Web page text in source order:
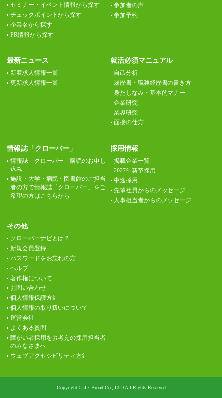
セミナー・イベント情報から探す
チェックポイントから探す
企業名から探す
PR情報から探す
参加者の声
参加予約
最新ニュース
新着求人情報一覧
更新求人情報一覧
就活必須マニュアル
自己分析
履歴書・職務経歴書の書き方
身だしなみ・基本的マナー
企業研究
業界研究
面接の仕方
情報誌「クローバー」
情報誌「クローバー」購読のお申し
込み
施設・大学・病院・図書館のご担当
者の方で情報誌「クローバー」をご
希望の方はこちらから
採用情報
掲載企業一覧
2027年新卒採用
中途採用
先輩社員からのメッセージ
人事担当者からのメッセージ
その他
クローバーナビとは？
新規会員登録
パスワードをお忘れの方
ヘルプ
著作権について
お問い合わせ
個人情報保護方針
個人情報の取り扱いについて
運営会社
よくある質問
障がい者採用をお考えの採用担当者
のみなさまへ
ウェブアクセシビリティ方針
Copyright © J・Broad Co., LTD All Rights Reserved